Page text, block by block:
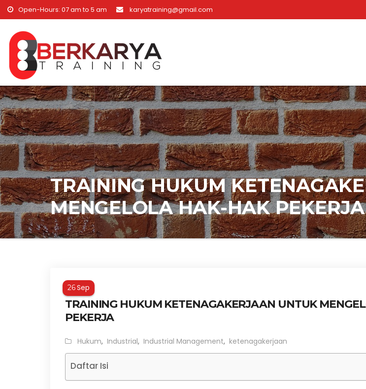
Skip to content
Open-Hours: 07 am to 5 am karyatraining@gmail.com
TRAINING HUKUM
MENGELOLA HAK-HAK PEKERJA
26Sep
TRAINING HUKUM KETENAGAKERJAAN UNTUK
PEKERJA
Hukum, Industrial, Industrial Management, ketenagakerjaan
Daftar Isi